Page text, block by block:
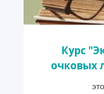
Курс
очковых